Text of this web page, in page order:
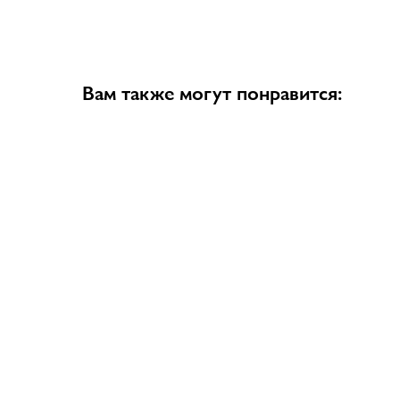
Вам также могут понравится: